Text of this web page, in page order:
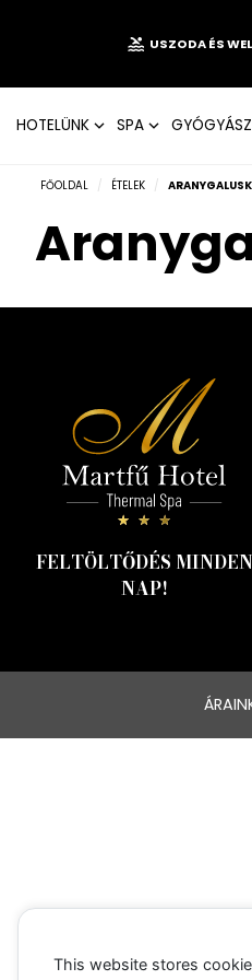
USZODA ÉS
HOTELÜNK SPA
FŐOLDAL / ÉTELEK /
FELTÖLTŐDÉS MINDEN
NAP!
This website stores